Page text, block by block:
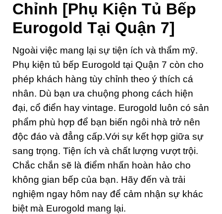
Chỉnh [Phụ Kiện Tủ Bếp
Eurogold Tại Quận 7]
Ngoài việc mang lại sự tiện ích và thẩm mỹ.
Phụ kiện tủ bếp Eurogold tại Quận 7 còn cho
phép khách hàng tùy chỉnh theo ý thích cá
nhân. Dù bạn ưa chuộng phong cách hiện
đại, cổ điển hay vintage. Eurogold luôn có sản
phẩm phù hợp để bạn biến ngôi nhà trở nên
độc đáo và đẳng cấp.Với sự kết hợp giữa sự
sang trọng. Tiện ích và chất lượng vượt trội.
Chắc chắn sẽ là điểm nhấn hoàn hảo cho
không gian bếp của bạn. Hãy đến và trải
nghiệm ngay hôm nay để cảm nhận sự khác
biệt mà Eurogold mang lại.